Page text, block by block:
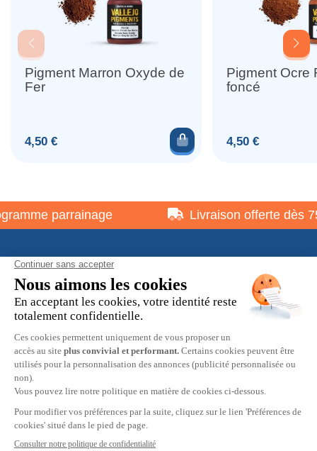
Pigment Marron Oxyde de
Fer
Prix
4,50 € Ajouter au panier
Pigment Ocre
foncé
Prix
4,50 €
parrainage Livraison offerte dès 75
À propos
Informations pratiques
Restons en contact
© 2026 HOBBY MAX -Mentions légales